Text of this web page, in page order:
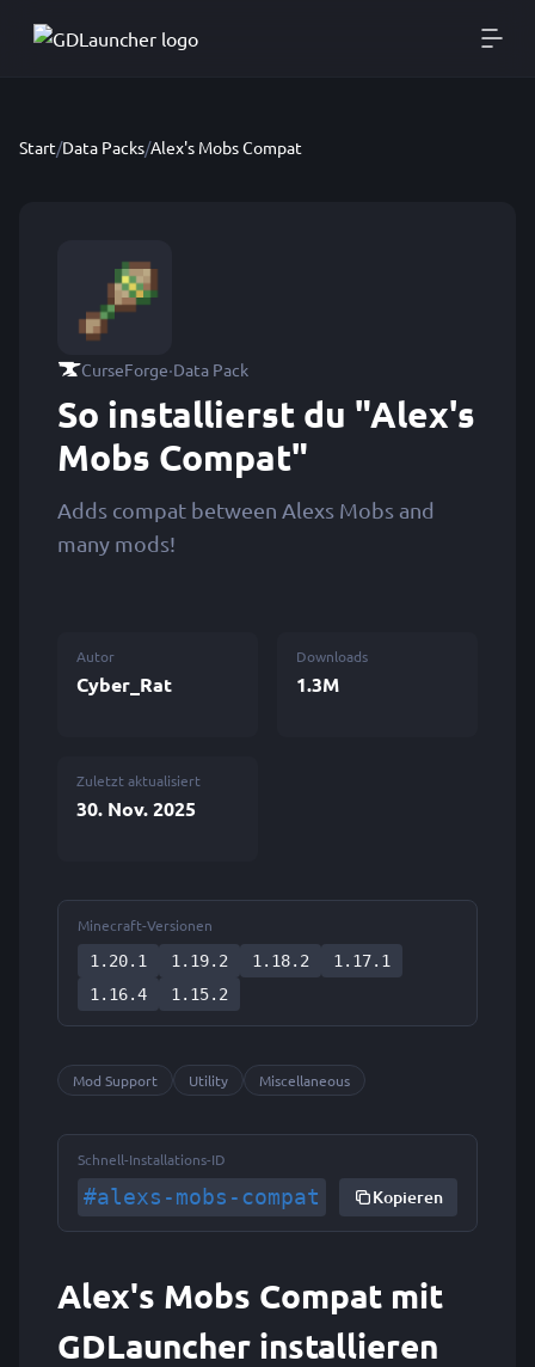
Start/Data Packs/Alex's Mobs Compat
CurseForge·Data Pack
So installierst du "Alex's
Mobs Compat"
Adds compat between Alexs Mobs and
many mods!
Autor
Cyber_Rat
Downloads
1.3M
Zuletzt aktualisiert
30. Nov. 2025
Minecraft-Versionen
1.20.1
1.19.2 1.18.2
1.17.1
1.16.4
1.15.2
Mod Support Utility Miscellaneous
Schnell-Installations-ID
#alexs-mobs-compat Kopieren
Alex's Mobs Compat mit
GDLauncher installieren